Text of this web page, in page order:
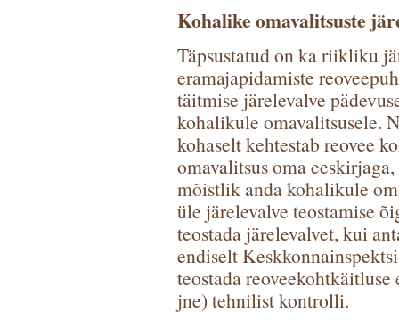
Kohalike omavalitsuste
Täpsustatud on ka riikliku
eramajapidamiste
täitmise järelevalve
kohalikule omavalitsusele.
kohaselt kehtestab reovee
omavalitsus oma
mõistlik anda kohalikule
üle järelevalve teostamise
teostada järelevalvet, kui
endiselt
teostada
jne) tehnilist kontrolli.